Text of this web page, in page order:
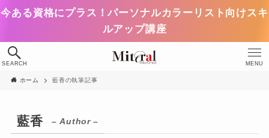
今ある資格にプラス！パーソナルカラーリスト向けスキ
ルアップ講座
SEARCH MENU
ホーム 藍香の執筆記事
藍香 – Author –